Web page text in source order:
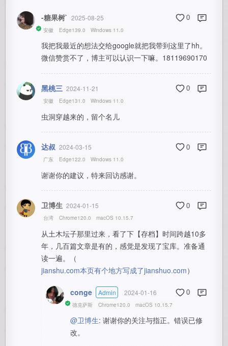
-糖果树` 2025-08-25 0
安徽 Edge139.0 Windows 11.0
我把我最近的想法交给google就把我带到这里了hh。
微信赞赏不了，博主可以认识一下嘛。18119690170
黑桃三 2024-11-21 0
安徽 Edge131.0 Windows 11.0
虫洞穿越来的，留个名儿
达叔 2024-03-15 0
广东 Edge122.0 Windows 11.0
谢谢你的建议，特来回访感谢。
卫博生 2024-01-15 0
台湾 Chrome120.0 macOS 10.15.7
从土木坛子那里过来，看了下【存档】时间跨越10多
年，几百篇文章是有的，感觉是发现了宝库。准备通
读一遍。（
jianshu.com本页有个地方写成了jianshuo.com）
conge Admin 2024-01-16 0
德克萨斯 Chrome120.0 macOS 10.15.7
@卫博生: 谢谢你的关注与指正。错误已修
改。